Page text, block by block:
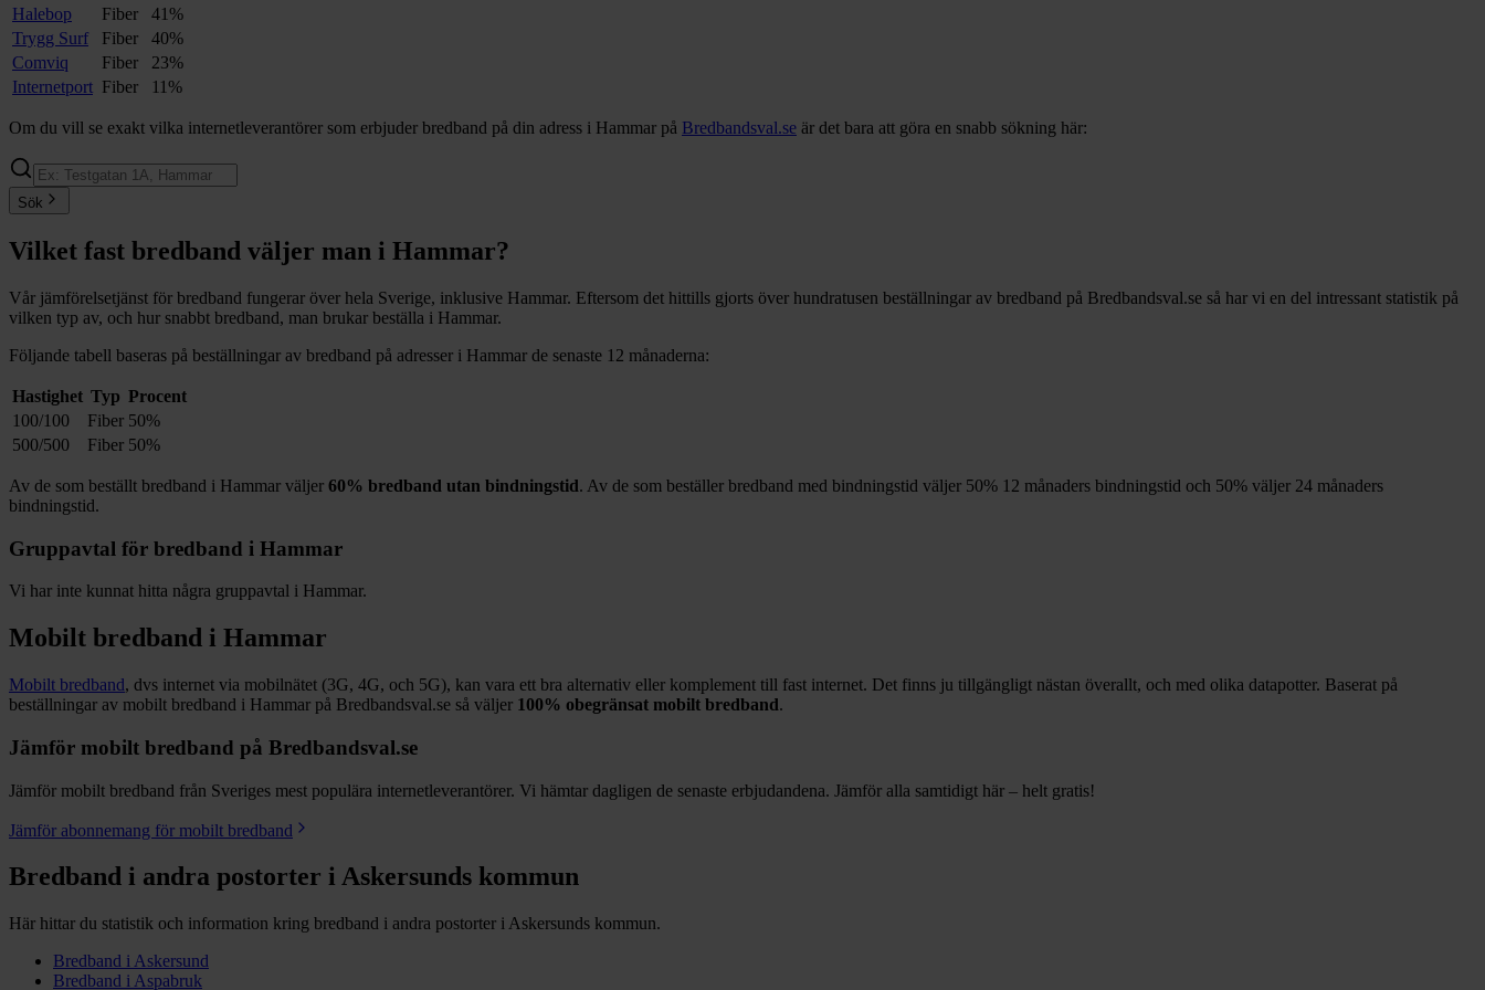
Halebop
Fiber
41%
Trygg Surf
Fiber
40%
Comviq
Fiber
23%
Internetport Fiber 11%
Om du vill se exakt vilka internetleverantörer som erbjuder bredband på din adress i Hammar på Bredbandsval.se är det bara att göra en snabb sökning här:
Sök
Vilket fast bredband väljer man i Hammar?
Vår jämförelsetjänst för bredband fungerar över hela Sverige, inklusive Hammar. Eftersom det hittills gjorts över hundratusen beställningar av bredband på Bredbandsval.se så har vi en del intressant statistik på
vilken typ av, och hur snabbt bredband, man brukar beställa i Hammar.
Följande tabell baseras på beställningar av bredband på adresser i Hammar de senaste 12 månaderna:
Hastighet Typ Procent
100/100
Fiber 50%
500/500
Fiber 50%
Av de som beställt bredband i Hammar väljer 60% bredband utan bindningstid. Av de som beställer bredband med bindningstid väljer 50% 12 månaders bindningstid och 50% väljer 24 månaders
bindningstid.
Gruppavtal för bredband i Hammar
Vi har inte kunnat hitta några gruppavtal i Hammar.
Mobilt bredband i Hammar
Mobilt bredband, dvs internet via mobilnätet (3G, 4G, och 5G), kan vara ett bra alternativ eller komplement till fast internet. Det finns ju tillgängligt nästan överallt, och med olika datapotter. Baserat på
beställningar av mobilt bredband i Hammar på Bredbandsval.se så väljer 100% obegränsat mobilt bredband.
Jämför mobilt bredband på Bredbandsval.se
Jämför mobilt bredband från Sveriges mest populära internetleverantörer. Vi hämtar dagligen de senaste erbjudandena. Jämför alla samtidigt här – helt gratis!
Jämför abonnemang för mobilt bredband
Bredband i andra postorter i Askersunds kommun
Här hittar du statistik och information kring bredband i andra postorter i Askersunds kommun.
Bredband i Askersund
Bredband i Aspabruk